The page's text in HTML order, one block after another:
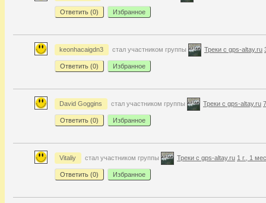
Ответить (0) Избранное
keonhacaigdn3 стал участником группы Треки с gps-altay.ru
Ответить (0) Избранное
David Goggins стал участником группы Треки с gps-altay.ru
Ответить (0) Избранное
Vitaliy стал участником группы Треки с gps-altay.ru 1 г., 1
Ответить (0) Избранное